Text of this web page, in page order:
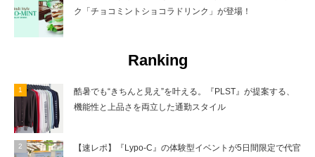
ク「チョコミントショコラドリンク」が登場！
Ranking
酷暑でも“きちんと見え”を叶える。『PLST』が提案する、
機能性と上品さを両立した通勤スタイル
【速レポ】『Lypo-C』の体験型イベントが5日間限定で代官